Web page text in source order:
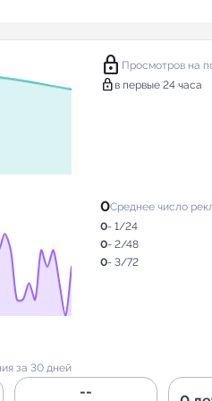
lock Просмотров на
lock в первые 24 часа
0Среднее число
0- 1/24
0- 2/48
0- 3/72
за 30 дней
--